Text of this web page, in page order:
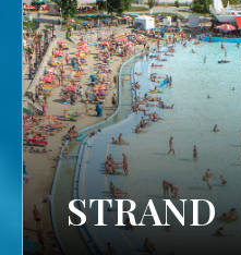
STRAND